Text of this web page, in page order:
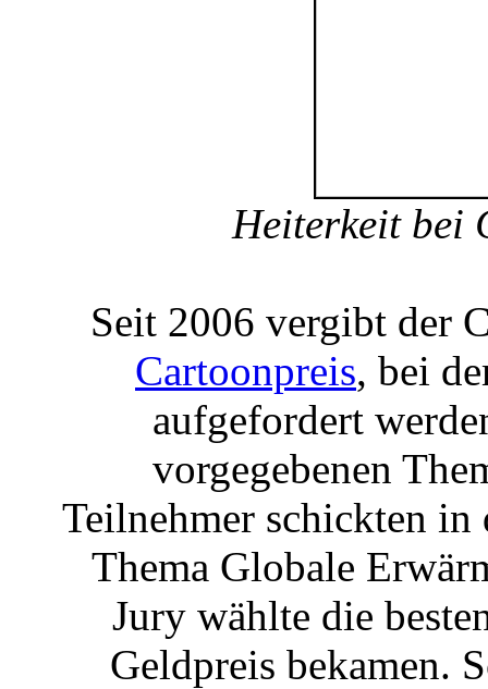
Heiterkeit bei
Seit 2006 vergibt der
Cartoonpreis, bei
aufgefordert
vorgegebenen
Teilnehmer schickten in
Thema Globale
Jury wählte die
Geldpreis bekamen.